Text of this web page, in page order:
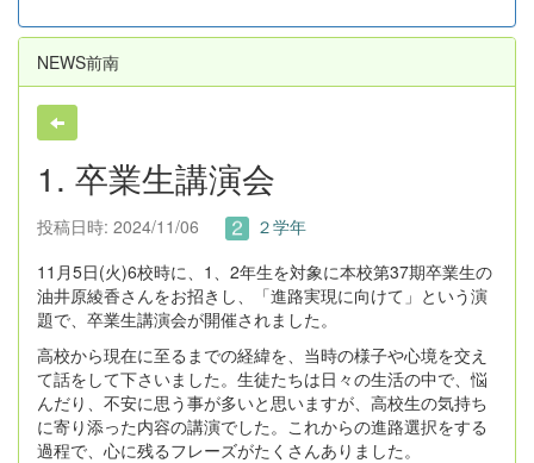
NEWS前南
1. 卒業生講演会
投稿日時: 2024/11/06
２学年
11月5日(火)6校時に、1、2年生を対象に本校第37期卒業生の
油井原綾香さんをお招きし、「進路実現に向けて」という演
題で、卒業生講演会が開催されました。
高校から現在に至るまでの経緯を、当時の様子や心境を交え
て話をして下さいました。生徒たちは日々の生活の中で、悩
んだり、不安に思う事が多いと思いますが、高校生の気持ち
に寄り添った内容の講演でした。これからの進路選択をする
過程で、心に残るフレーズがたくさんありました。